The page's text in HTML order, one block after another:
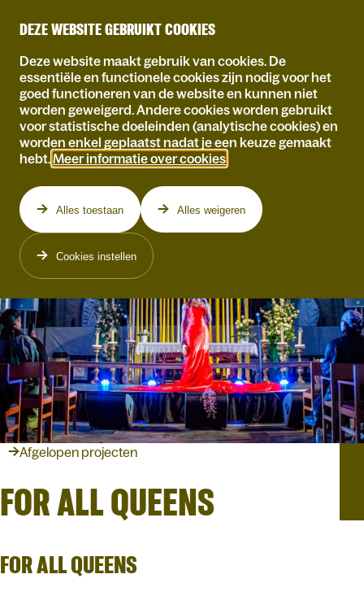
DEZE WEBSITE GEBRUIKT COOKIES
Deze website maakt gebruik van cookies. De
essentiële en functionele cookies zijn nodig voor het
goed functioneren van de website en kunnen niet
worden geweigerd. Andere cookies worden gebruikt
voor statistische doeleinden (analytische cookies) en
worden enkel geplaatst nadat je een keuze gemaakt
hebt. Meer informatie over cookies
Alles toestaan Alles weigeren
Cookies instellen
Afgelopen projecten
FOR ALL QUEENS
FOR ALL QUEENS